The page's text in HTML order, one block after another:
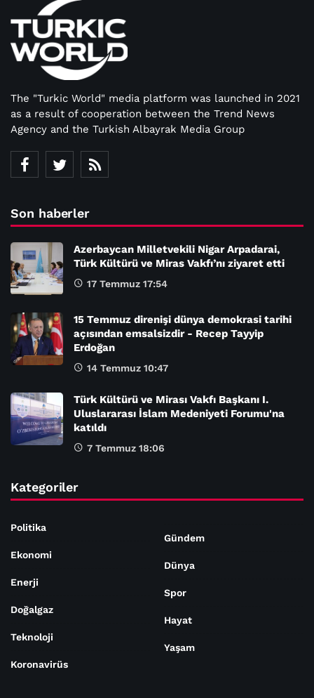
The "Turkic World" media platform was launched in 2021
as a result of cooperation between the Trend News
Agency and the Turkish Albayrak Media Group
Son haberler
Azerbaycan Milletvekili Nigar Arpadarai,
Türk Kültürü ve Miras Vakfı’nı ziyaret etti
17 Temmuz 17:54
15 Temmuz direnişi dünya demokrasi tarihi
açısından emsalsizdir - Recep Tayyip
Erdoğan
14 Temmuz 10:47
Türk Kültürü ve Mirası Vakfı Başkanı I.
Uluslararası İslam Medeniyeti Forumu'na
katıldı
7 Temmuz 18:06
Kategoriler
Politika
Ekonomi
Enerji
Doğalgaz
Teknoloji
Koronavirüs
Gündem
Dünya
Spor
Hayat
Yaşam